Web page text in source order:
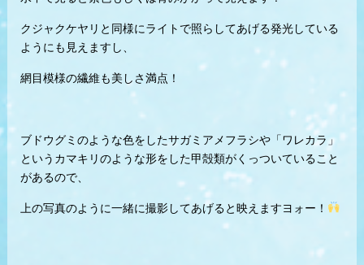
クジャクケヤリと同様にライトで照らしてあげる発光している
ようにも見えますし、
網目模様の繊維も美しさ満点！
ブドウグミのような色をしたサガミアメフラシや「ワレカラ」
というカマキリのような形をした甲殻類がくっついていること
があるので、
上の写真のように一緒に撮影してあげると映えますヨォー！